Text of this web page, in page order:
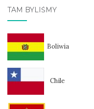
TAM BYLIŚMY
Boliwia
Chile